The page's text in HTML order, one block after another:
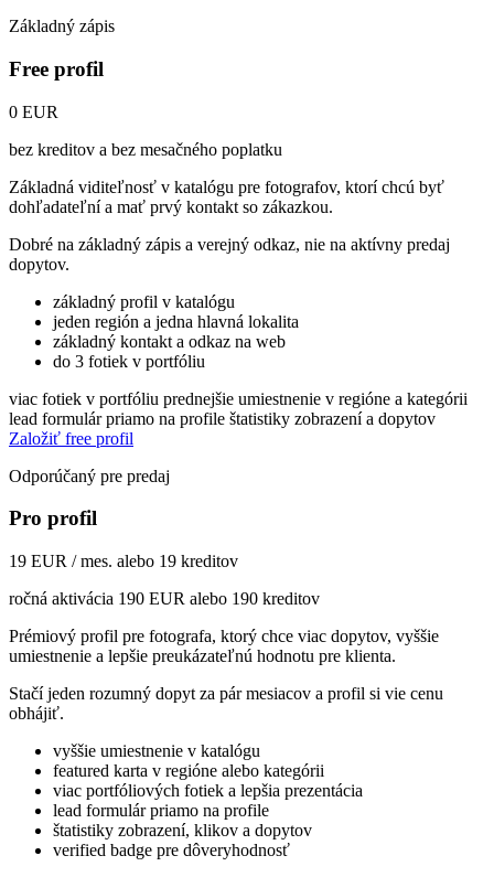
Základný zápis
Free profil
0 EUR
bez kreditov a bez mesačného poplatku
Základná viditeľnosť v katalógu pre fotografov, ktorí chcú byť
dohľadateľní a mať prvý kontakt so zákazkou.
Dobré na základný zápis a verejný odkaz, nie na aktívny predaj
dopytov.
základný profil v katalógu
jeden región a jedna hlavná lokalita
základný kontakt a odkaz na web
do 3 fotiek v portfóliu
viac fotiek v portfóliu prednejšie umiestnenie v regióne a kategórii
lead formulár priamo na profile štatistiky zobrazení a dopytov
Založiť free profil
Odporúčaný pre predaj
Pro profil
19 EUR / mes. alebo 19 kreditov
ročná aktivácia 190 EUR alebo 190 kreditov
Prémiový profil pre fotografa, ktorý chce viac dopytov, vyššie
umiestnenie a lepšie preukázateľnú hodnotu pre klienta.
Stačí jeden rozumný dopyt za pár mesiacov a profil si vie cenu
obhájiť.
vyššie umiestnenie v katalógu
featured karta v regióne alebo kategórii
viac portfóliových fotiek a lepšia prezentácia
lead formulár priamo na profile
štatistiky zobrazení, klikov a dopytov
verified badge pre dôveryhodnosť